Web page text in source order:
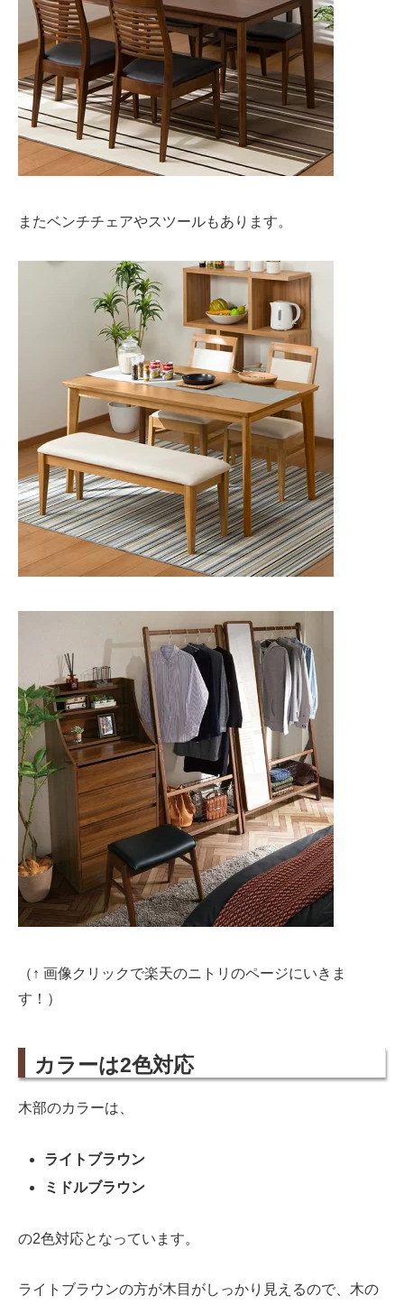
またベンチチェアやスツールもあります。
（↑ 画像クリックで楽天のニトリのページにいきま
す！）
カラーは2色対応
木部のカラーは、
ライトブラウン
ミドルブラウン
の2色対応となっています。
ライトブラウンの方が木目がしっかり見えるので、木の